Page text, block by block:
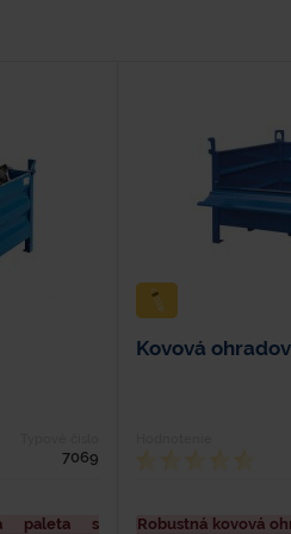
7069
paleta s
Kovová
Robustná kovová